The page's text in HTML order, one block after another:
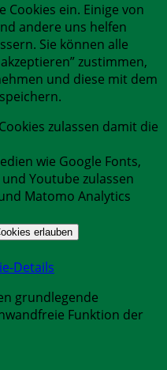
Cookies ein. Einige von
andere uns helfen
Sie können alle
zustimmen,
und diese mit dem
zulassen damit die
wie Google Fonts,
Youtube zulassen
Matomo Analytics
Details
grundlegende
Funktion der